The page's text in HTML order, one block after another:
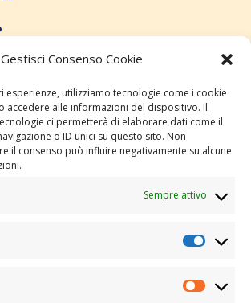
Gestisci Consenso Cookie
esperienze, utilizziamo tecnologie come i cookie
accedere alle informazioni del dispositivo. Il
ci permetterà di elaborare dati come il
o ID unici su questo sito. Non
il consenso può influire negativamente su alcune
Sempre attivo